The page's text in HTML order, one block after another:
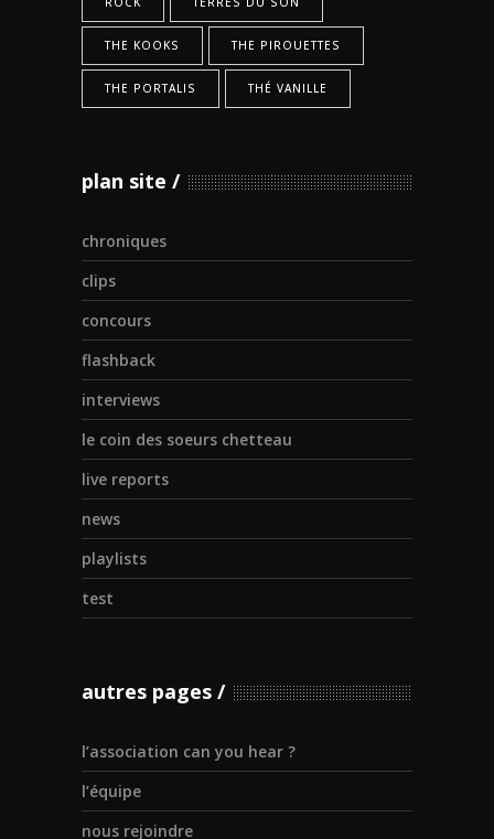
THE KOOKS THE PIROUETTES
THE PORTALIS THÉ VANILLE
plan site
chroniques
clips
concours
flashback
interviews
le coin des soeurs chetteau
live reports
news
playlists
test
autres pages
l’association can you hear ?
l’équipe
nous rejoindre